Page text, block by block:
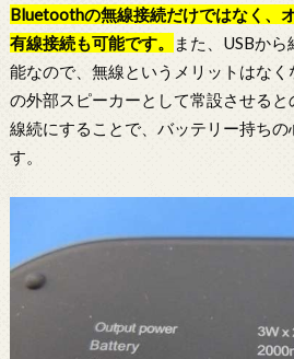
Bluetoothの無線接続だけではなく、
有線接続も可能です。
また、USBか
能なので、無線というメリットはな
の外部スピーカーとして常設させる
線続にすることで、バッテリー持ちの
す。